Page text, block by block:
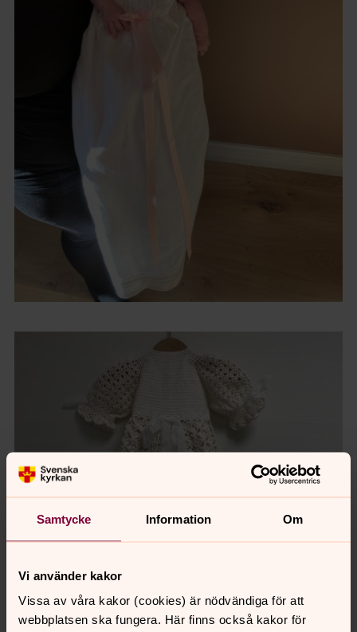
Samtycke Information Om
Vi använder kakor
Vissa av våra kakor (cookies) är nödvändiga för att
webbplatsen ska fungera. Här finns också kakor för